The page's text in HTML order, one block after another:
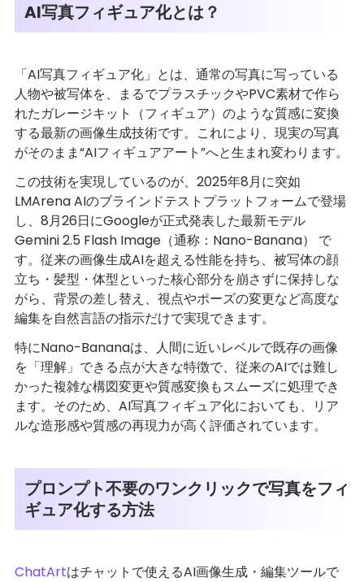
AI写真フィギュア化とは？
「AI写真フィギュア化」とは、通常の写真に写っている
人物や被写体を、まるでプラスチックやPVC素材で作ら
れたガレージキット（フィギュア）のような質感に変換
する最新の画像生成技術です。これにより、現実の写真
がそのまま“AIフィギュアアート”へと生まれ変わります。
この技術を実現しているのが、2025年8月に突如
LMArena AIのブラインドテストプラットフォームで登場
し、8月26日にGoogleが正式発表した最新モデル
Gemini 2.5 Flash Image（通称：Nano-Banana） で
す。従来の画像生成AIを超える性能を持ち、被写体の顔
立ち・髪型・体型といった核心部分を崩さずに保持しな
がら、背景の差し替え、視点やポーズの変更など高度な
編集を自然言語の指示だけで実現できます。
特にNano-Bananaは、人間に近いレベルで既存の画像
を「理解」できる点が大きな特徴で、従来のAIでは難し
かった複雑な構図変更や質感変換もスムーズに処理でき
ます。そのため、AI写真フィギュア化においても、リア
ルな造形感や質感の再現力が高く評価されています。
プロンプト不要のワンクリックで写真をフィ
ギュア化する方法
ChatArtはチャットで使えるAI画像生成・編集ツールで